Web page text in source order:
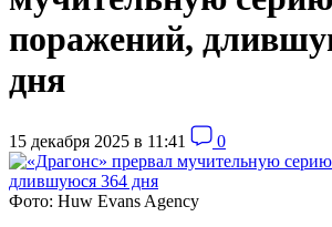
поражений,
дня
15 декабря 2025 в 11:41 0
Фото: Huw Evans Agency